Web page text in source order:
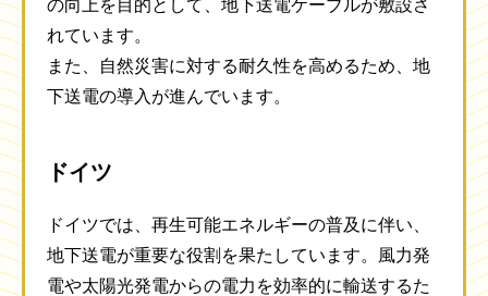
の向上を目的として、地下送電ケーブルが敷設さ
れています。
また、自然災害に対する耐久性を高めるため、地
下送電の導入が進んでいます。
ドイツ
ドイツでは、再生可能エネルギーの普及に伴い、
地下送電が重要な役割を果たしています。風力発
電や太陽光発電からの電力を効率的に輸送するた